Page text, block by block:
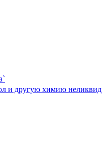
и другую химию